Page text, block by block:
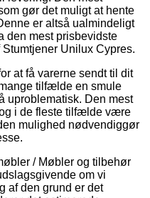
gør det muligt at hente
er altså ualmindeligt
den mest prisbevidste
Unilux Cypres.
at få varerne sendt til dit
tilfælde en smule
uproblematisk. Den mest
i de fleste tilfælde være
mulighed nødvendiggør
/ Møbler og tilbehør
om vi
af den grund er det